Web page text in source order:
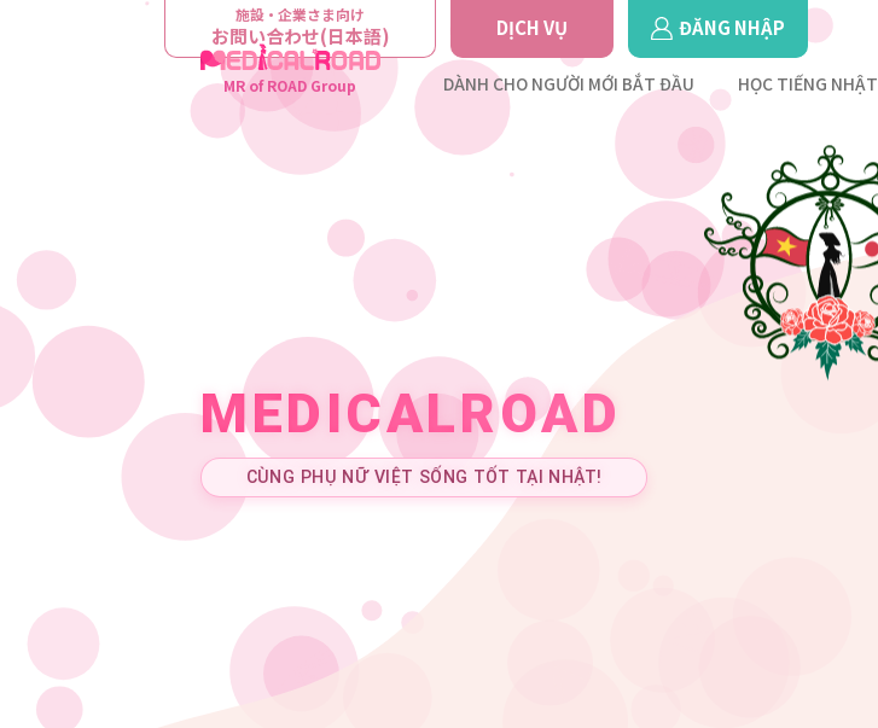
MR of ROAD Group
施設・企業さま向け
お問い合わせ(日本語) DỊCH VỤ ĐĂNG NHẬP
DÀNH CHO NGƯỜI MỚI BẮT ĐẦU HỌC TIẾNG NHẬT
MEDICALROAD
CÙNG PHỤ NỮ VIỆT SỐNG TỐT TẠI NHẬT!